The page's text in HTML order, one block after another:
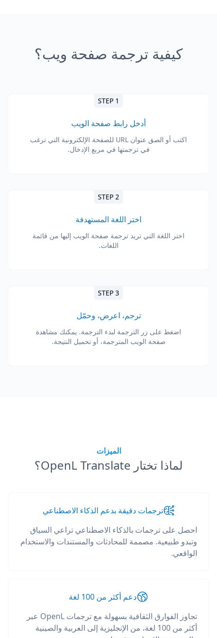
كيفية ترجمة صفحة ويب؟
STEP 1
أدخل رابط صفحة الويب
اكتب أو الصق عنوان URL للصفحة الإلكترونية التي ترغب
في ترجمتها في مربع الإدخال.
STEP 2
اختر اللغة المستهدفة
اختر اللغة التي تريد ترجمة صفحة الويب إليها من قائمة
اللغات.
STEP 3
ترجم، اعرض، وحمّل
اضغط على زر الترجمة لبدء الترجمة. يمكنك مشاهدة
صفحة الويب المترجمة، أو تحميل النتيجة.
الميزات
لماذا تختار OpenL Translate؟
ترجمات دقيقة بدعم الذكاء الاصطناعي
احصل على ترجمات بالذكاء الاصطناعي تراعي السياق
وتبدو طبيعية. مصممة للمحادثات والمستندات والاستخدام
الواقعي.
دعم أكثر من 100 لغة
تجاوز الفوارق الثقافية بسهولة مع ترجمات OpenL عبر
أكثر من 100 لغة، من الإنجليزية إلى العربية والصينية